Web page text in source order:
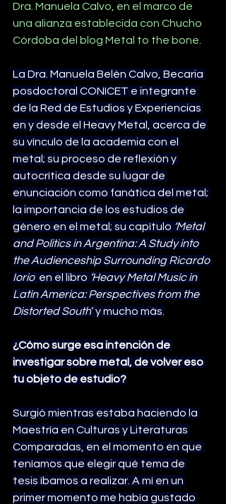
Dra. Manuela Calvo, en el marco de
una alianza establecida con Chucho
Córdoba del blog Metal to the bone.
La Dra. Manuela Belén Calvo, Becaria
posdoctoral CONICET e integrante
de la Red de Estudios y Experiencias
en y desde el Heavy Metal, acerca de
su vínculo de la academia con el
metal; su proceso de reflexión y
autocrítica desde su lugar de
enunciación como fanática del metal;
la importancia de los estudios de
género en el metal; su capítulo ‘Metal
and Politics in Argentina: A Study into
the Audienceship Surrounding Ricardo
Iorio’ en el libro ‘Heavy Metal Music in
Latin America: Perspectives from the
Distorted South‘ y mucho más.
¿Cómo surge esa intención de
investigar sobre metal, de volver eso
tu objeto de estudio?
Surgió mientras estaba haciendo la
Maestría en Culturas y Literaturas
Comparadas, en el momento en que
teníamos que elegir qué tema de
tesis íbamos a realizar. A mí en un
primer momento me había gustado